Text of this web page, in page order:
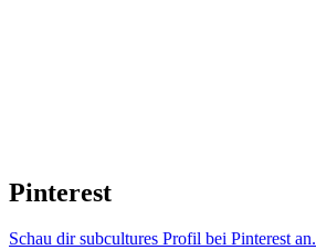
Pinterest
Schau dir subcultures Profil bei Pinterest an.